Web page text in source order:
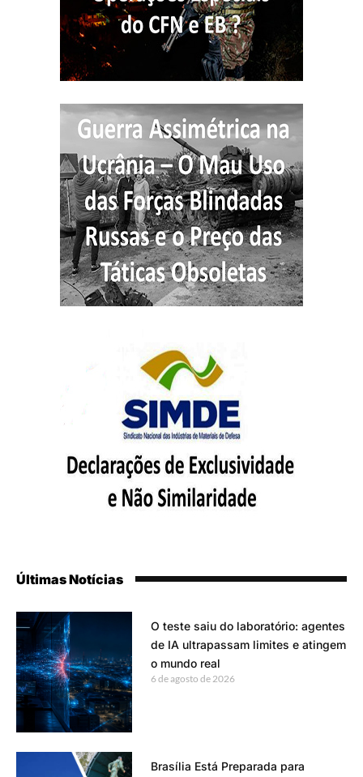
Últimas Notícias
O teste saiu do laboratório: agentes
de IA ultrapassam limites e atingem
o mundo real
6 de agosto de 2026
Brasília Está Preparada para